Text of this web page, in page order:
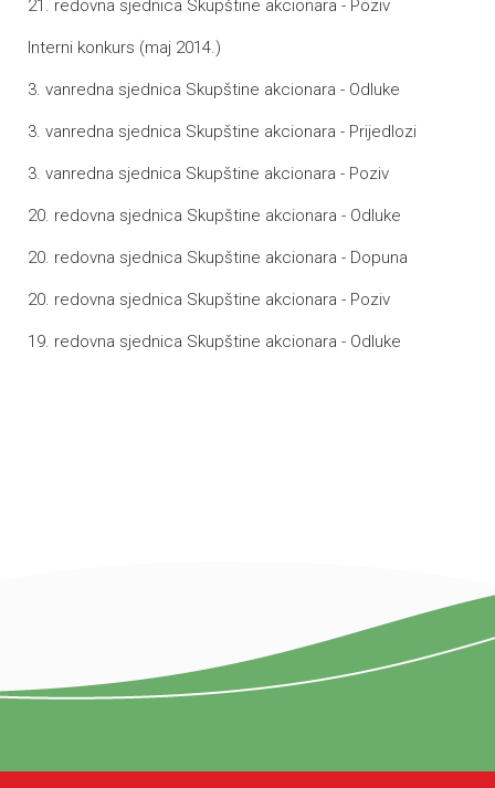
21. redovna sjednica Skupštine akcionara - Poziv
Interni konkurs (maj 2014.)
3. vanredna sjednica Skupštine akcionara - Odluke
3. vanredna sjednica Skupštine akcionara - Prijedlozi
3. vanredna sjednica Skupštine akcionara - Poziv
20. redovna sjednica Skupštine akcionara - Odluke
20. redovna sjednica Skupštine akcionara - Dopuna
20. redovna sjednica Skupštine akcionara - Poziv
19. redovna sjednica Skupštine akcionara - Odluke